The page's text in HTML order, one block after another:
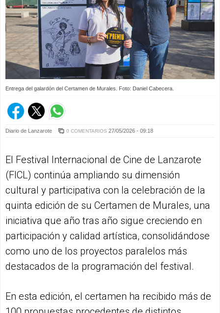
Entrega del galardón del Certamen de Murales. Foto: Daniel Cabecera.
Diario de Lanzarote 0 COMENTARIOS 27/05/2026 - 09:18
El Festival Internacional de Cine de Lanzarote
(FICL) continúa ampliando su dimensión
cultural y participativa con la celebración de la
quinta edición de su Certamen de Murales, una
iniciativa que año tras año sigue creciendo en
participación y calidad artística, consolidándose
como uno de los proyectos paralelos más
destacados de la programación del festival.
En esta edición, el certamen ha recibido más de